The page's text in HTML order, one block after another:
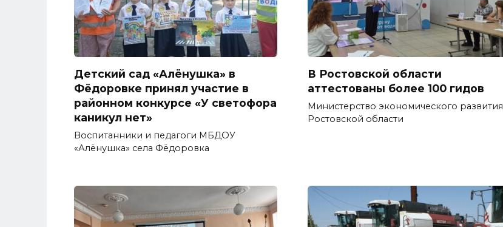
Детский сад «Алёнушка» в
Фёдоровке принял участие в
районном конкурсе «У светофора
каникул нет»
Воспитанники и педагоги МБДОУ
«Алёнушка» села Фёдоровка
В Ростовской области
аттестованы более 100 гидов
Министерство экономического развития
Ростовской области